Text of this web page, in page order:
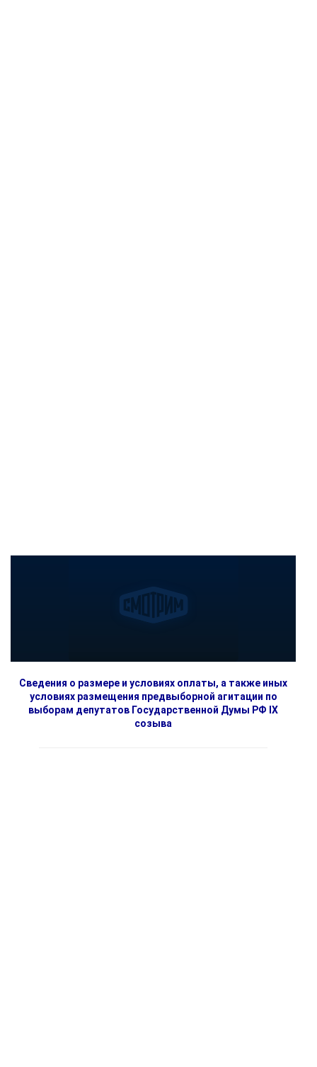
Сведения о размере и условиях оплаты, а также иных
условиях размещения предвыборной агитации по
выборам депутатов Государственной Думы РФ IX
созыва